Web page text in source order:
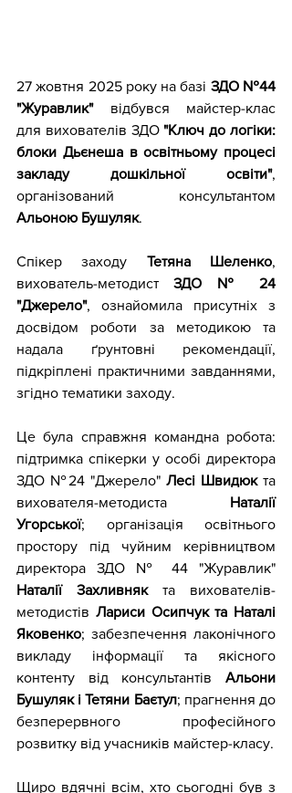
27 жовтня 2025 року на базі ЗДО №44
"Журавлик" відбувся майстер-клас
для вихователів ЗДО "Ключ до логіки:
блоки Дьєнеша в освітньому процесі
закладу дошкільної освіти",
Альоною Бушуляк.
Спікер заходу Тетяна Шеленко,
вихователь-методист ЗДО № 24
"Джерело", ознайомила присутніх з
досвідом роботи за методикою та
надала ґрунтовні рекомендації,
підкріплені практичними завданнями,
згідно тематики заходу.
Це була справжня командна робота:
підтримка спікерки у особі директора
ЗДО №24 "Джерело" Лесі Швидюк та
вихователя-методиста Наталії
Угорської; організація освітнього
простору під чуйним керівництвом
директора ЗДО № 44 "Журавлик"
Наталії Захливняк та вихователів-
методистів Лариси Осипчук та Наталі
Яковенко; забезпечення лаконічного
викладу інформації та якісного
контенту від консультантів Альони
Бушуляк і Тетяни Баєтул; прагнення до
безперервного професійного
розвитку від учасників майстер-класу.
Щиро вдячні всім, хто сьогодні був з